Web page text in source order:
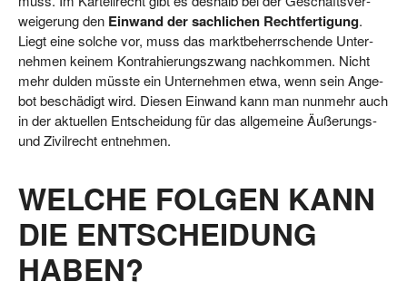
wei­ge­rung den Ein­wand der sach­li­chen Recht­fer­ti­gung.
Liegt eine sol­che vor, muss das markt­be­herr­schen­de Unter­
neh­men kei­nem Kon­tra­hie­rungs­zwang nach­kom­men. Nicht
mehr dul­den müss­te ein Unter­neh­men etwa, wenn sein Ange­
bot beschä­digt wird. Die­sen Ein­wand kann man nun­mehr auch
in der aktu­el­len Ent­schei­dung für das all­ge­mei­ne Äuße­rungs-
und Zivil­recht entnehmen.
WELCHE FOLGEN KANN
DIE ENTSCHEIDUNG
HABEN?